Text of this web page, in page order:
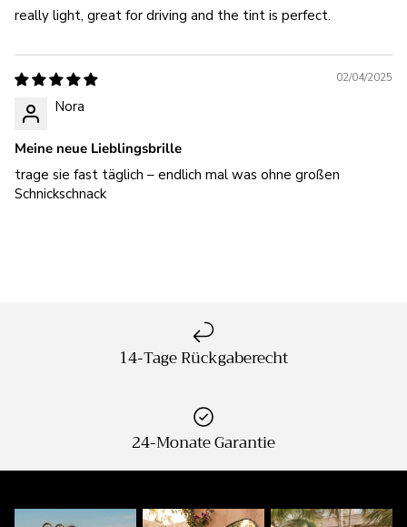
really light, great for driving and the tint is perfect.
02/04/2025
Nora
Meine neue Lieblingsbrille
trage sie fast täglich – endlich mal was ohne großen
Schnickschnack
14-Tage Rückgaberecht
24-Monate Garantie